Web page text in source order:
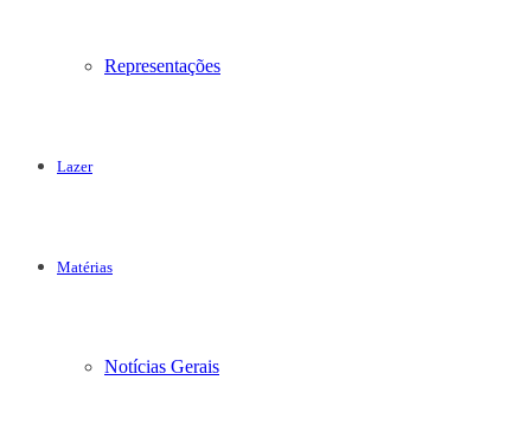
Representações
Lazer
Matérias
Notícias Gerais